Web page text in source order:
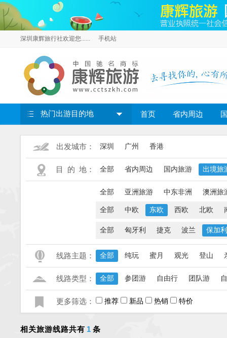
深圳康辉旅行社欢迎您...... 手机站
热门出游目的地 首页 省内周边
出发城市： 深圳 广州 香港
目 的 地： 全部 省内周边 国内旅游 出境旅
全部 亚洲旅游 中东非洲 澳洲旅
全部 中欧 东欧 西欧 北欧
全部 匈牙利 捷克 波兰 保加
线路主题： 全部 纯玩 蜜月 观光 登山
线路类型： 全部 参团游 自由行 团队游
更多筛选： 推荐 新品 热销 特价
相关旅游线路共有 1 条